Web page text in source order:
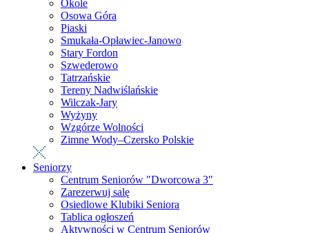
Okole
Osowa Góra
Piaski
Smukała-Opławiec-Janowo
Stary Fordon
Szwederowo
Tatrzańskie
Tereny Nadwiślańskie
Wilczak-Jary
Wyżyny
Wzgórze Wolności
Zimne Wody–Czersko Polskie
Seniorzy
Centrum Seniorów "Dworcowa 3"
Zarezerwuj salę
Osiedlowe Klubiki Seniora
Tablica ogłoszeń
Aktywności w Centrum Seniorów